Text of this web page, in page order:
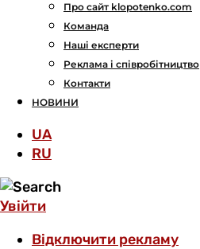
Про сайт klopotenko.com
Команда
Наші експерти
Реклама і співробітництво
Контакти
НОВИНИ
UA
RU
Увійти
Відключити рекламу